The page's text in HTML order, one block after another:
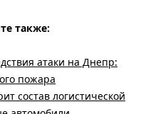
также:
атаки на Днепр:
пожара
состав логистической